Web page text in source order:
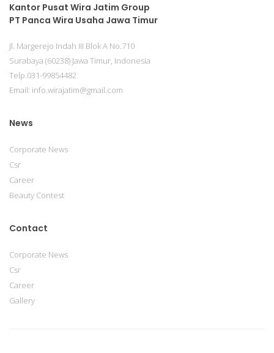
Kantor Pusat Wira Jatim Group
PT Panca Wira Usaha Jawa Timur
Jl. Margerejo Indah III Blok A No.710
Surabaya (60238) Jawa Timur, Indonesia
Telp.031-99854482
Email: info.wirajatim@gmail.com
News
Corporate News
Csr
Career
Beauty Contest
Contact
Corporate News
Csr
Career
Gallery